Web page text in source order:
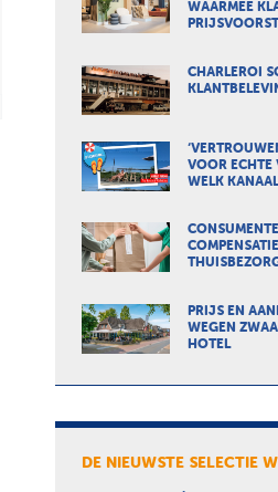
WAARMEE
CHARLEROI
VOOR ECHTE
WELK
PRIJS EN
WEGEN
HOTEL
DE NIEUWSTE SELECTIE